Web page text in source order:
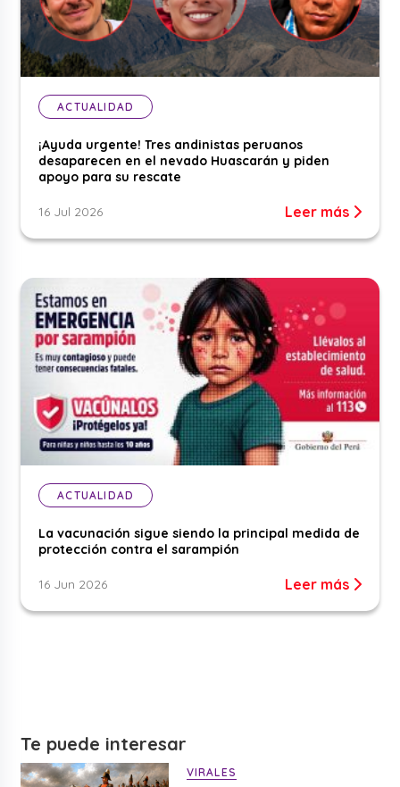
ACTUALIDAD
¡Ayuda urgente! Tres andinistas peruanos
desaparecen en el nevado Huascarán y piden
apoyo para su rescate
16 Jul 2026 Leer más
ACTUALIDAD
La vacunación sigue siendo la principal medida de
protección contra el sarampión
16 Jun 2026 Leer más
Te puede interesar
VIRALES